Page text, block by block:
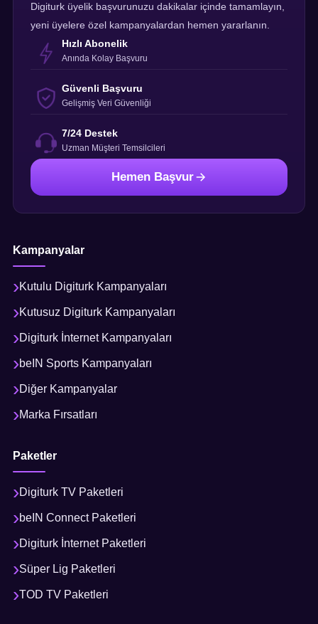
Digiturk üyelik başvurunuzu dakikalar içinde tamamlayın,
yeni üyelere özel kampanyalardan hemen yararlanın.
Hızlı Abonelik
Anında Kolay Başvuru
Güvenli Başvuru
Gelişmiş Veri Güvenliği
7/24 Destek
Uzman Müşteri Temsilcileri
Hemen Başvur
Kampanyalar
Kutulu Digiturk Kampanyaları
Kutusuz Digiturk Kampanyaları
Digiturk İnternet Kampanyaları
beIN Sports Kampanyaları
Diğer Kampanyalar
Marka Fırsatları
Paketler
Digiturk TV Paketleri
beIN Connect Paketleri
Digiturk İnternet Paketleri
Süper Lig Paketleri
TOD TV Paketleri